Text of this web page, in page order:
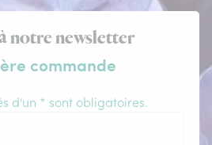
notre newsletter
commande
d'un * sont obligatoires.